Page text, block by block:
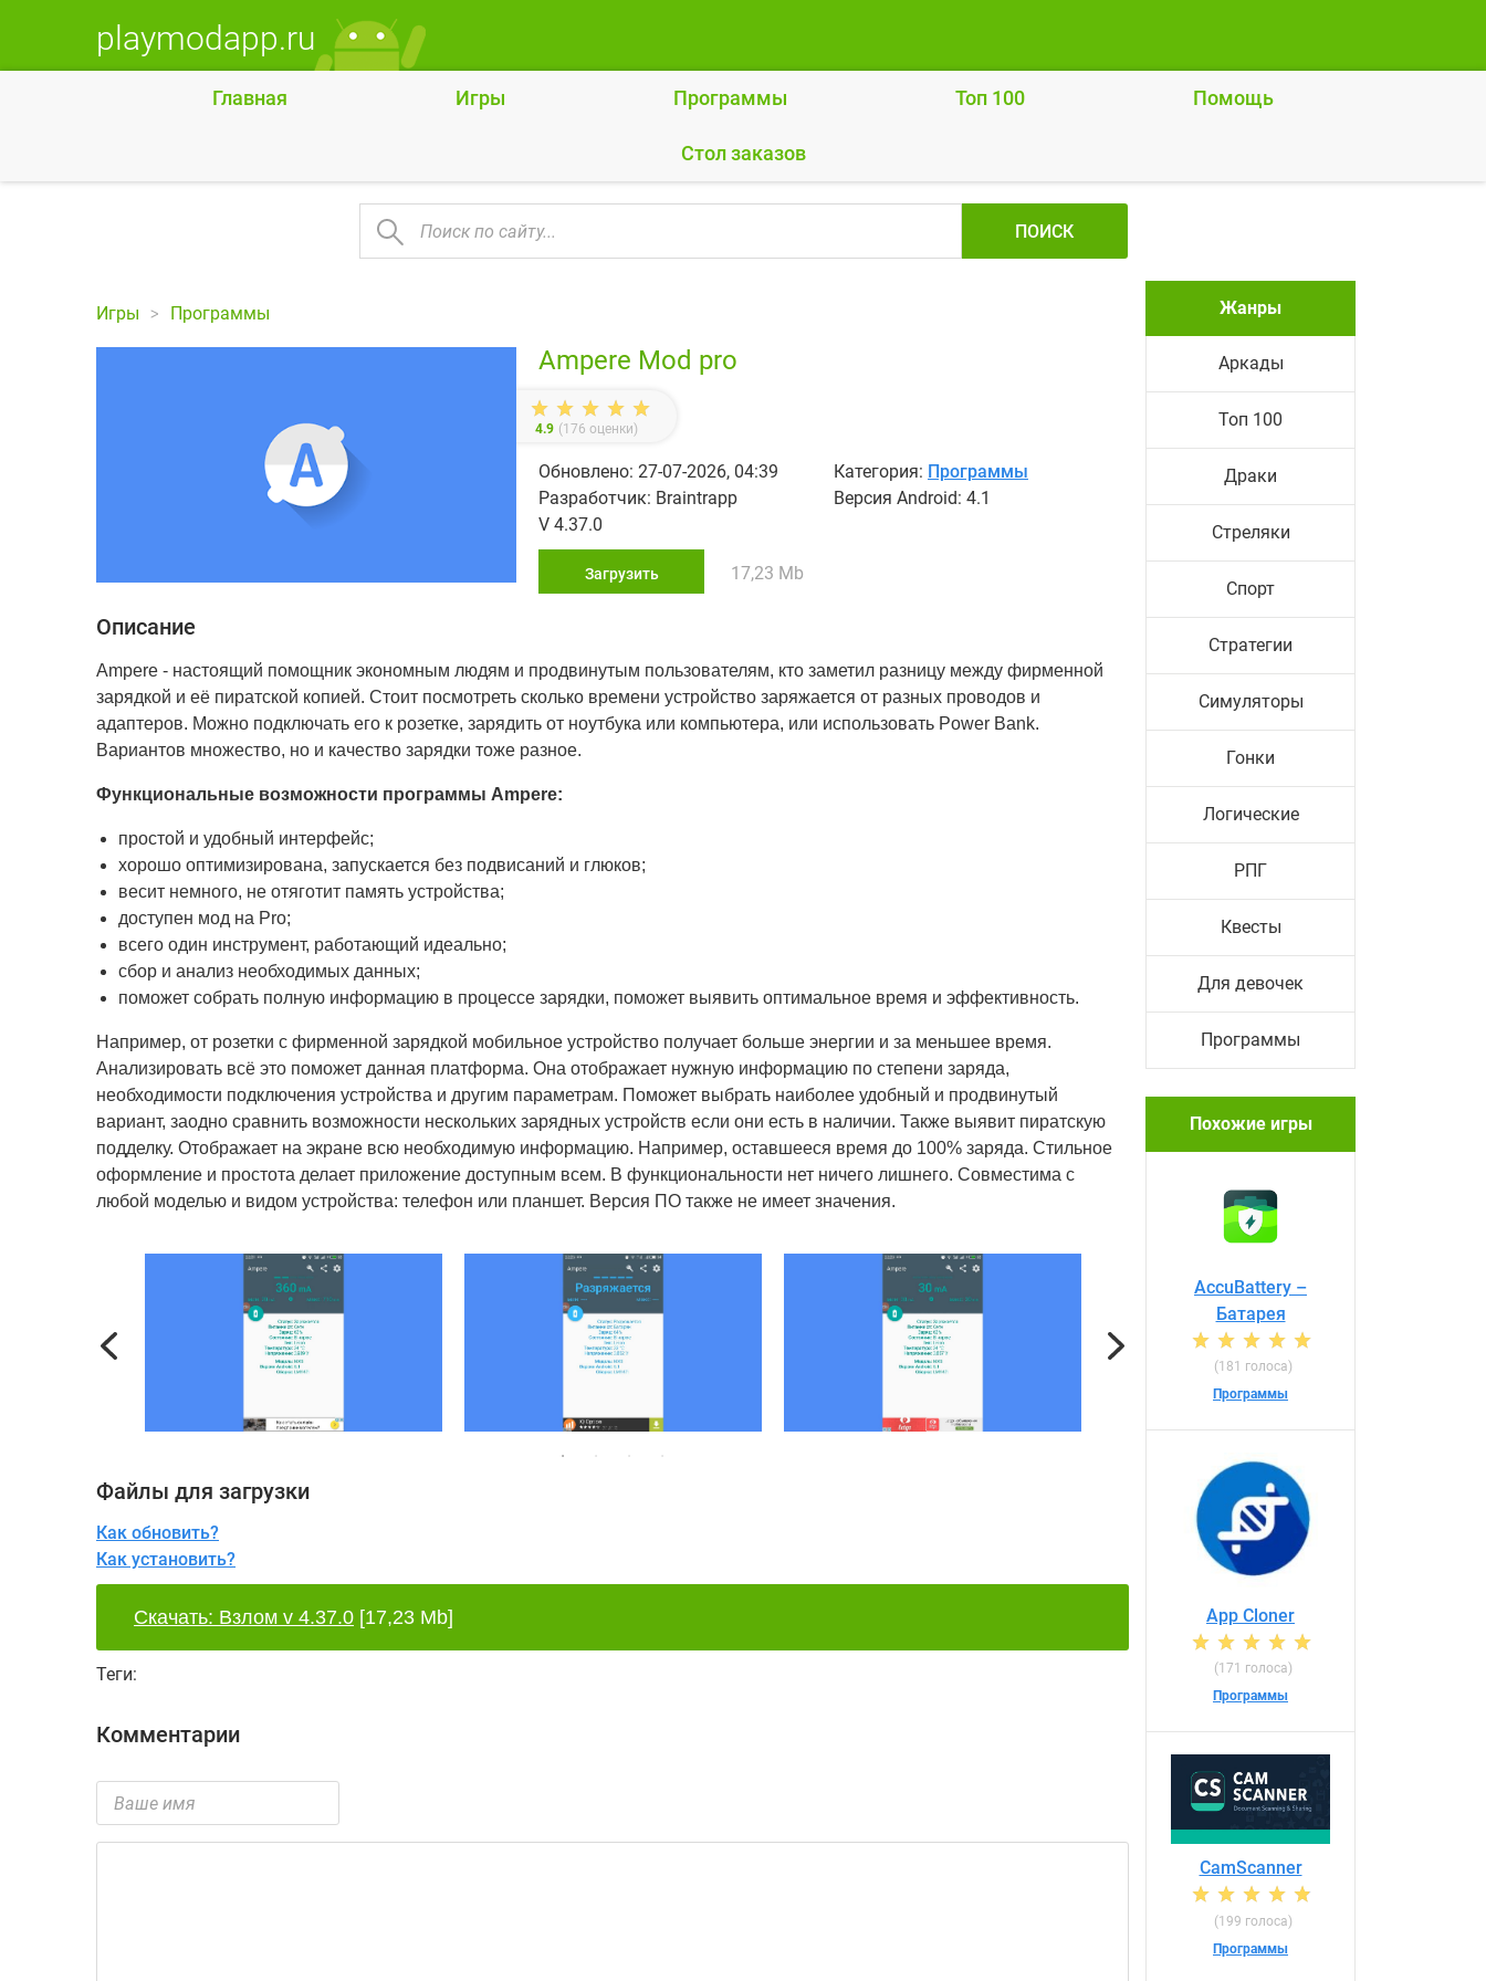
playmodapp.ru
Главная Игры Программы Топ 100 Помощь
Cтол заказов
ПОИСК
Игры Программы
Ampere Mod pro
4.9 (176 оценки)
Обновлено: 27-07-2026, 04:39 Категория: Программы
Разработчик: Braintrapp
Версия Android: 4.1
V 4.37.0
Загрузить 17,23 Mb
Описание
Ampere - настоящий помощник экономным людям и продвинутым пользователям, кто заметил разницу между фирменной
зарядкой и её пиратской копией. Стоит посмотреть сколько времени устройство заряжается от разных проводов и
адаптеров. Можно подключать его к розетке, зарядить от ноутбука или компьютера, или использовать Power Bank.
Вариантов множество, но и качество зарядки тоже разное.
Функциональные возможности программы Ampere:
простой и удобный интерфейс;
хорошо оптимизирована, запускается без подвисаний и глюков;
весит немного, не отяготит память устройства;
доступен мод на Pro;
всего один инструмент, работающий идеально;
сбор и анализ необходимых данных;
поможет собрать полную информацию в процессе зарядки, поможет выявить оптимальное время и эффективность.
Например, от розетки с фирменной зарядкой мобильное устройство получает больше энергии и за меньшее время.
Анализировать всё это поможет данная платформа. Она отображает нужную информацию по степени заряда,
необходимости подключения устройства и другим параметрам. Поможет выбрать наиболее удобный и продвинутый
вариант, заодно сравнить возможности нескольких зарядных устройств если они есть в наличии. Также выявит пиратскую
подделку. Отображает на экране всю необходимую информацию. Например, оставшееся время до 100% заряда. Стильное
оформление и простота делает приложение доступным всем. В функциональности нет ничего лишнего. Совместима с
любой моделью и видом устройства: телефон или планшет. Версия ПО также не имеет значения.
Previous Next
Файлы для загрузки
Как обновить?
Как установить?
Скачать: Взлом v 4.37.0 [17,23 Mb]
Теги:
Комментарии
Жанры
Аркады
Топ 100
Драки
Стреляки
Спорт
Стратегии
Симуляторы
Гонки
Логические
РПГ
Квесты
Для девочек
Программы
Похожие игры
AccuBattery –
Батарея
(181 голоса)
Программы
App Cloner
(171 голоса)
Программы
CamScanner
(199 голоса)
Программы